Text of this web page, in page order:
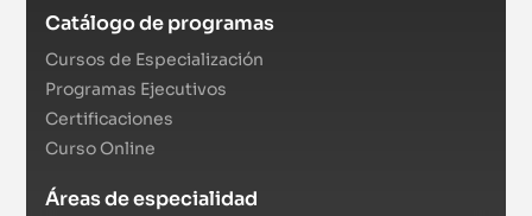
Catálogo de programas
Cursos de Especialización
Programas Ejecutivos
Certificaciones
Curso Online
Áreas de especialidad